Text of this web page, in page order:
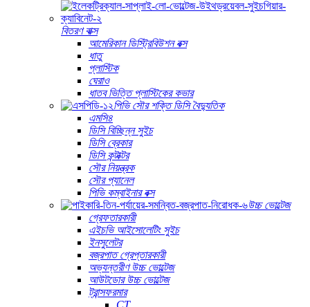
বিতরণ বাক্স
আমেরিকান ডিস্ট্রিবিউশন বক্স
ধাতু
প্লাস্টিক
ঘেরাও
ধাতব ভিত্তি প্লাস্টিকের কভার
পিভি সৌর শক্তি ডিসি বৈদ্যুতিক
এমসি৪
ডিসি বিচ্ছিন্ন সুইচ
ডিসি ব্রেকার
ডিসি কন্টাক্টর
সৌর নিয়ন্ত্রক
সৌর প্যানেল
পিভি কম্বাইনার বক্স
উচ্চ ভোল্টেজ
গ্রেফতারকারী
এইচভি আইসোলেটিং সুইচ
ইনসুলেটর
বজ্রপাত গ্রেপ্তারকারী
অভ্যন্তরীণ উচ্চ ভোল্টেজ
আউটডোর উচ্চ ভোল্টেজ
ট্রান্সফরমার
CT